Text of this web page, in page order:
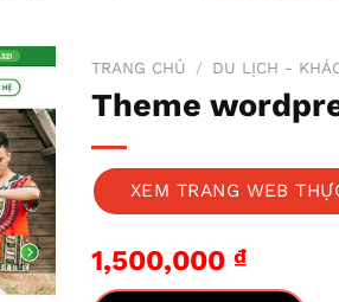
TRANG CHỦ / DU LỊCH -
Theme
XEM TRANG WEB
1,500,000 ₫